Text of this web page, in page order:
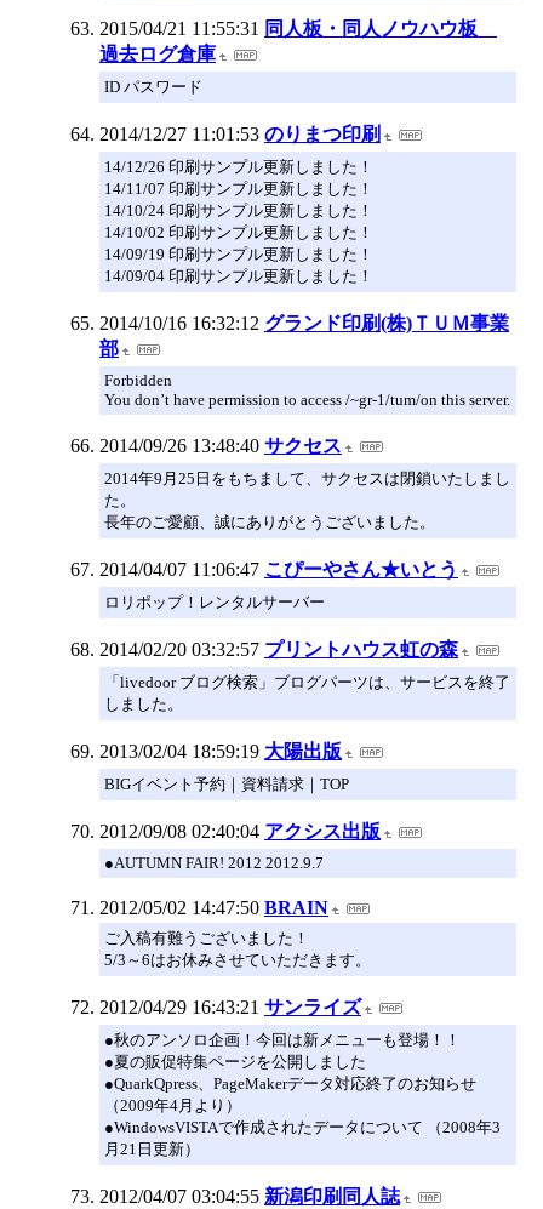
2015/04/21 11:55:31 同人板・同人ノウハウ板
過去ログ倉庫
ID パスワード
2014/12/27 11:01:53 のりまつ印刷
14/12/26 印刷サンプル更新しました！
14/11/07 印刷サンプル更新しました！
14/10/24 印刷サンプル更新しました！
14/10/02 印刷サンプル更新しました！
14/09/19 印刷サンプル更新しました！
14/09/04 印刷サンプル更新しました！
2014/10/16 16:32:12 グランド印刷(株)ＴＵＭ事業
部
Forbidden
You don’t have permission to access /~gr-1/tum/on this server.
2014/09/26 13:48:40 サクセス
2014年9月25日をもちまして、サクセスは閉鎖いたしまし
た。
長年のご愛顧、誠にありがとうございました。
2014/04/07 11:06:47 こぴーやさん★いとう
ロリポップ！レンタルサーバー
2014/02/20 03:32:57 プリントハウス虹の森
「livedoor ブログ検索」ブログパーツは、サービスを終了
しました。
2013/02/04 18:59:19 大陽出版
BIGイベント予約｜資料請求｜TOP
2012/09/08 02:40:04 アクシス出版
●AUTUMN FAIR! 2012 2012.9.7
2012/05/02 14:47:50 BRAIN
ご入稿有難うございました！
5/3～6はお休みさせていただきます。
2012/04/29 16:43:21 サンライズ
●秋のアンソロ企画！今回は新メニューも登場！！
●夏の販促特集ページを公開しました
●QuarkQpress、PageMakerデータ対応終了のお知らせ
（2009年4月より）
●WindowsVISTAで作成されたデータについて （2008年3
月21日更新）
2012/04/07 03:04:55 新潟印刷同人誌